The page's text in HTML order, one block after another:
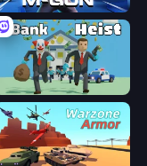
Muscle Gun.IO
Bank Heist